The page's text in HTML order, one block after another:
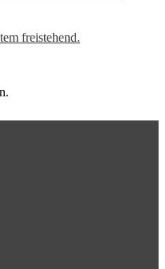
freistehend.